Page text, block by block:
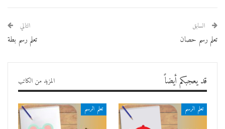
السابق
تعلم رسم حصان
التالي
تعلم رسم بطة
قد يعجبكم أيضاً المزيد من الكاتب
تعلم الرسم تعلم الرسم